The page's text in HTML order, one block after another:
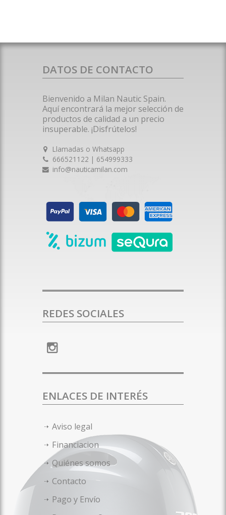
DATOS DE CONTACTO
Bienvenido a Milan Nautic Spain.
Aquí encontrará la mejor selección de
productos de calidad a un precio
insuperable. ¡Disfrútelos!
Llamadas o Whatsapp
666521122 | 654999333
info@nauticamilan.com
REDES SOCIALES
ENLACES DE INTERÉS
Aviso legal
Financiacion
Quiénes somos
Contacto
Pago y Envío